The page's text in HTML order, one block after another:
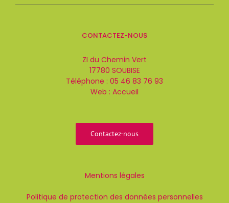
CONTACTEZ-NOUS
ZI du Chemin Vert
17780 SOUBISE
Téléphone : 05 46 83 76 93
Web : Accueil
Contactez-nous
Mentions légales
Politique de protection des données personnelles